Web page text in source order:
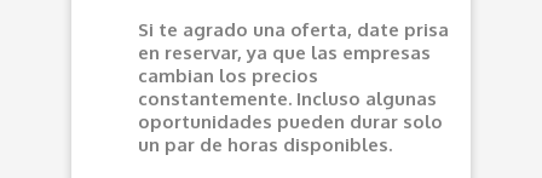
Si te agrado una oferta, date prisa
en reservar, ya que las empresas
cambian los precios
constantemente. Incluso algunas
oportunidades pueden durar solo
un par de horas disponibles.